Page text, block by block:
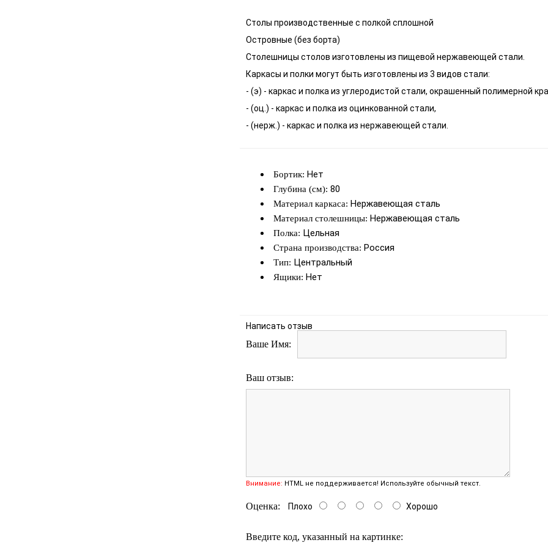
Столы производственные с полкой сплошной
Островные (без борта)
Столешницы столов изготовлены из пищевой нержавеющей стали.
Каркасы и полки могут быть изготовлены из 3 видов стали:
- (э) - каркас и полка из углеродистой стали, окрашенный полимерной
- (оц.) - каркас и полка из оцинкованной стали,
- (нерж.) - каркас и полка из нержавеющей стали.
Бортик: Нет
Глубина (см): 80
Материал каркаса: Нержавеющая сталь
Материал столешницы: Нержавеющая сталь
Полка: Цельная
Страна производства: Россия
Тип: Центральный
Ящики: Нет
Написать отзыв
Ваше Имя:
Ваш отзыв:
Внимание: HTML не поддерживается! Используйте обычный текст.
Оценка: Плохо Хорошо
Введите код, указанный на картинке: